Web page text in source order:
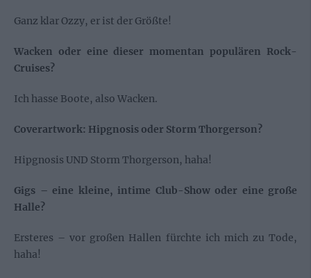
Ganz klar Ozzy, er ist der Größte!
Wacken oder eine dieser momentan populären Rock-
Cruises?
Ich hasse Boote, also Wacken.
Coverartwork: Hipgnosis oder Storm Thorgerson?
Hipgnosis UND Storm Thorgerson, haha!
Gigs – eine kleine, intime Club-Show oder eine große
Halle?
Ersteres – vor großen Hallen fürchte ich mich zu Tode,
haha!